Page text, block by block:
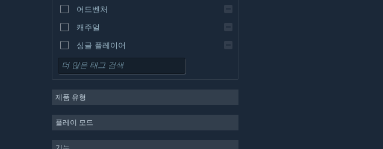
어드벤처
캐주얼
싱글 플레이어
시뮬레이션
전략
제품 유형
플레이 모드